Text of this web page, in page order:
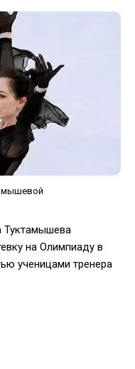
Туктамышева
на Олимпиаду в
ученицами тренера